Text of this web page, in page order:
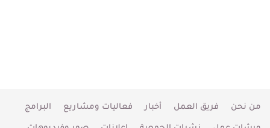
من نحن فريق العمل أخبار فعاليات ومشاريع
البرامج